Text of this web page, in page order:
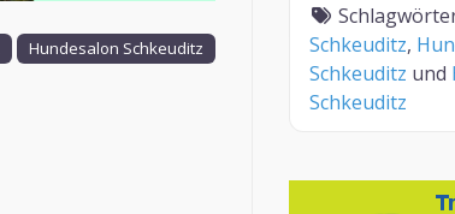
Hundesalon Schkeuditz
Schkeuditz,
Schkeuditz und
Schkeuditz